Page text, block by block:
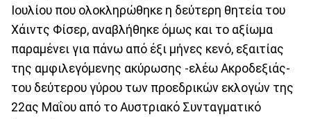
Ιουλίου που ολοκληρώθηκε η δεύτερη θητεία του
Χάιντς Φίσερ, αναβλήθηκε όμως και το αξίωμα
παραμένει για πάνω από έξι μήνες κενό, εξαιτίας
της αμφιλεγόμενης ακύρωσης -ελέω Ακροδεξιάς-
του δεύτερου γύρου των προεδρικών εκλογών της
22ας Μαΐου από το Αυστριακό Συνταγματικό